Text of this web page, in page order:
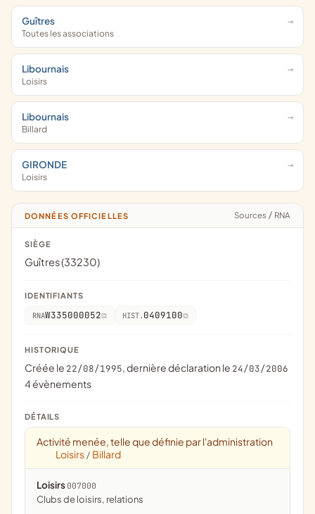
Guîtres
Toutes les associations
Libournais
Loisirs
Libournais
Billard
GIRONDE
Loisirs
DONNÉES OFFICIELLES Sources / RNA
SIÈGE
Guîtres (33230)
IDENTIFIANTS
RNAW335000052 HIST. 0409100
HISTORIQUE
Créée le 22/08/1995, dernière déclaration le 24/03/2006
4 évènements
DÉTAILS
Activité menée, telle que définie par l'administration
Loisirs / Billard
Loisirs 007000
clubs de loisirs, relations